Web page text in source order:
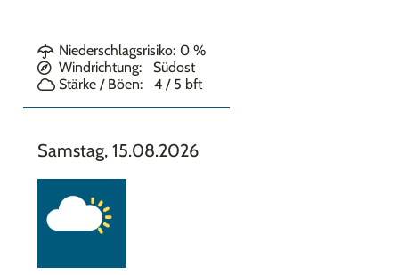
Niederschlagsrisiko: 0 %
Stärke / Böen:
4 / 5 bft
Windrichtung: Südost
Samstag, 15.08.2026